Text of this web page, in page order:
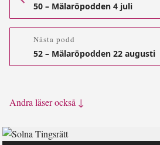
50 – Mälaröpodden 4 juli
Nästa podd
52 – Mälaröpodden 22 augusti
Andra läser också ↓